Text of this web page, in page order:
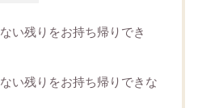
い残りをお持ち帰りでき
い残りをお持ち帰りできな